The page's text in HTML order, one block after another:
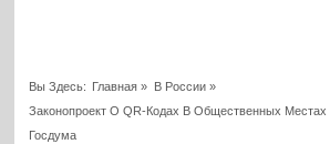
Вы Здесь: Главная » В России»
Законопроект О QR-Кодах В Общественных Местах
Госдума